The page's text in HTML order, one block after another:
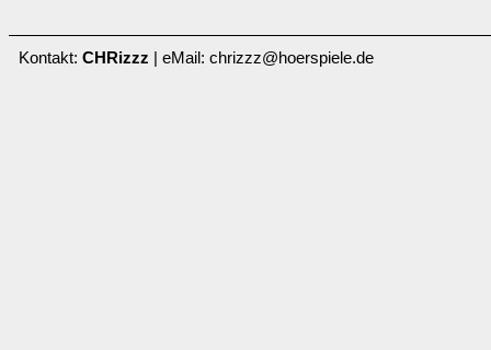
Kontakt: CHRizzz | eMail: chrizzz@hoerspiele.de